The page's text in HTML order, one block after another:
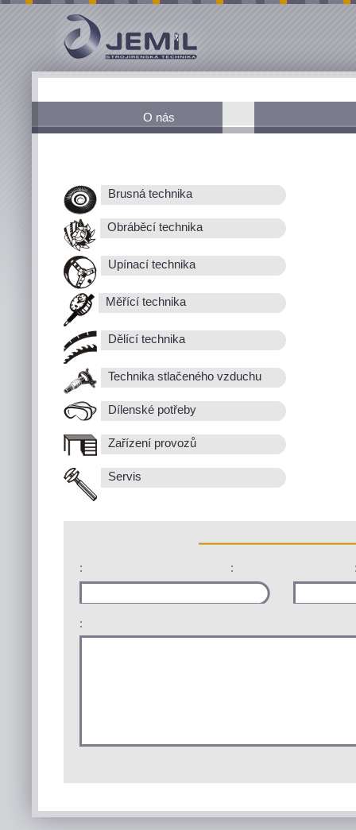
O nás
Brusná technika
Obráběcí technika
Upínací technika
Měřící technika
Dělící technika
Technika stlačeného vzduchu
Dílenské potřeby
Zařízení provozů
Servis
: :
: